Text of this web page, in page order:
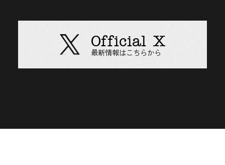
Official X
最新情報はこちらから